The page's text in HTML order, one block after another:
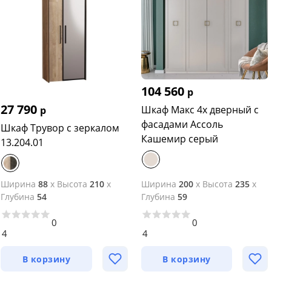
27 790 р
Шкаф Трувор с зеркалом
13.204.01
Ширина 88 x Высота 210 x
Глубина 54
4
0
В корзину
104 560 р
Шкаф Макс 4х дверный с
фасадами Ассоль
Кашемир серый
Ширина 200x Высота 235x
Глубина 59
4
0
В корзину